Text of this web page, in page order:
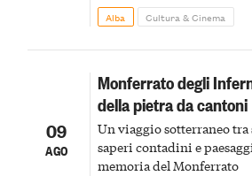
Alba Cultura & Cinema
09
AGO
Monferrato degli
della pietra da cantoni
Un viaggio sotterraneo
saperi contadini e
memoria del Monferrato